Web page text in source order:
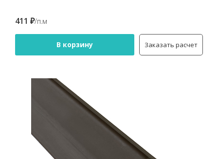
411 ₽/п.м
В корзину Заказать расчет